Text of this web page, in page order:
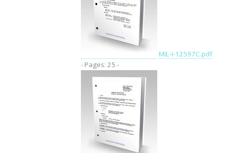
MIL-I-12597C.pdf
- Pages: 25 -